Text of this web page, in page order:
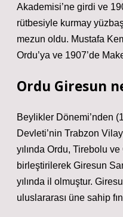
Akademisi’ne girdi ve
rütbesiyle kurmay
mezun oldu. Mustafa
Ordu’ya ve 1907’de
Ordu Giresun
Beylikler Dönemi’nden
Devleti’nin Trabzon
yılında Ordu, Tirebolu
birleştirilerek Giresun
yılında il olmuştur.
uluslararası üne sahip